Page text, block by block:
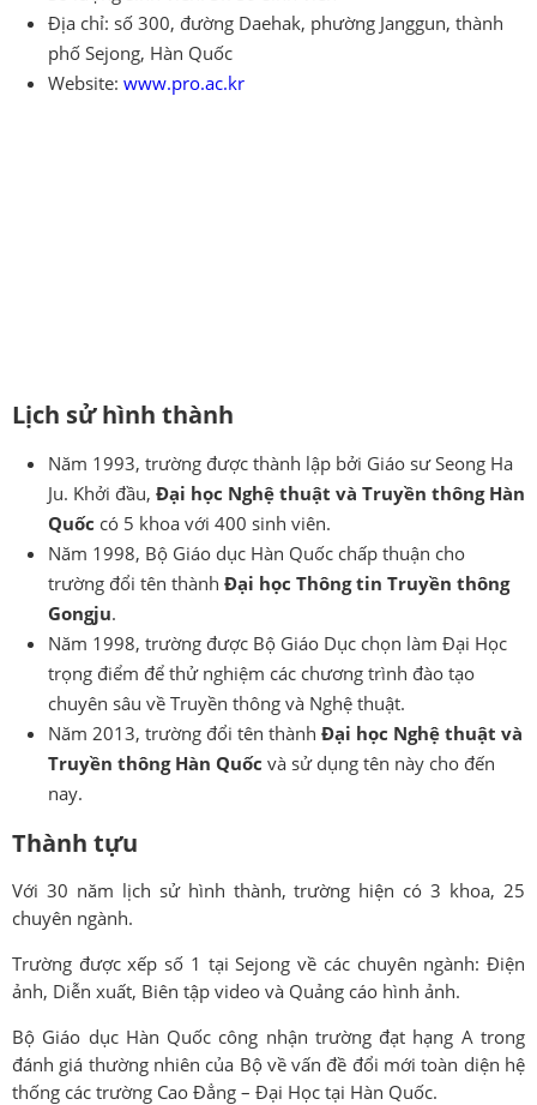
Địa chỉ: số 300, đường Daehak, phường Janggun, thành
phố Sejong, Hàn Quốc
Website: www.pro.ac.kr
Lịch sử hình thành
Năm 1993, trường được thành lập bởi Giáo sư Seong Ha
Ju. Khởi đầu, Đại học Nghệ thuật và Truyền thông Hàn
Quốc có 5 khoa với 400 sinh viên.
Năm 1998, Bộ Giáo dục Hàn Quốc chấp thuận cho
trường đổi tên thành Đại học Thông tin Truyền thông
Gongju.
Năm 1998, trường được Bộ Giáo Dục chọn làm Đại Học
trọng điểm để thử nghiệm các chương trình đào tạo
chuyên sâu về Truyền thông và Nghệ thuật.
Năm 2013, trường đổi tên thành Đại học Nghệ thuật và
Truyền thông Hàn Quốc và sử dụng tên này cho đến
nay.
Thành tựu
Với 30 năm lịch sử hình thành, trường hiện có 3 khoa, 25
chuyên ngành.
Trường được xếp số 1 tại Sejong về các chuyên ngành: Điện
ảnh, Diễn xuất, Biên tập video và Quảng cáo hình ảnh.
Bộ Giáo dục Hàn Quốc công nhận trường đạt hạng A trong
đánh giá thường nhiên của Bộ về vấn đề đổi mới toàn diện hệ
thống các trường Cao Đẳng – Đại Học tại Hàn Quốc.